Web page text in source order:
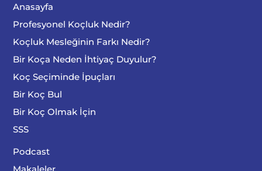
Anasayfa
Profesyonel Koçluk Nedir?
Koçluk Mesleğinin Farkı Nedir?
Bir Koça Neden İhtiyaç Duyulur?
Koç Seçiminde İpuçları
Bir Koç Bul
Bir Koç Olmak İçin
SSS
Podcast